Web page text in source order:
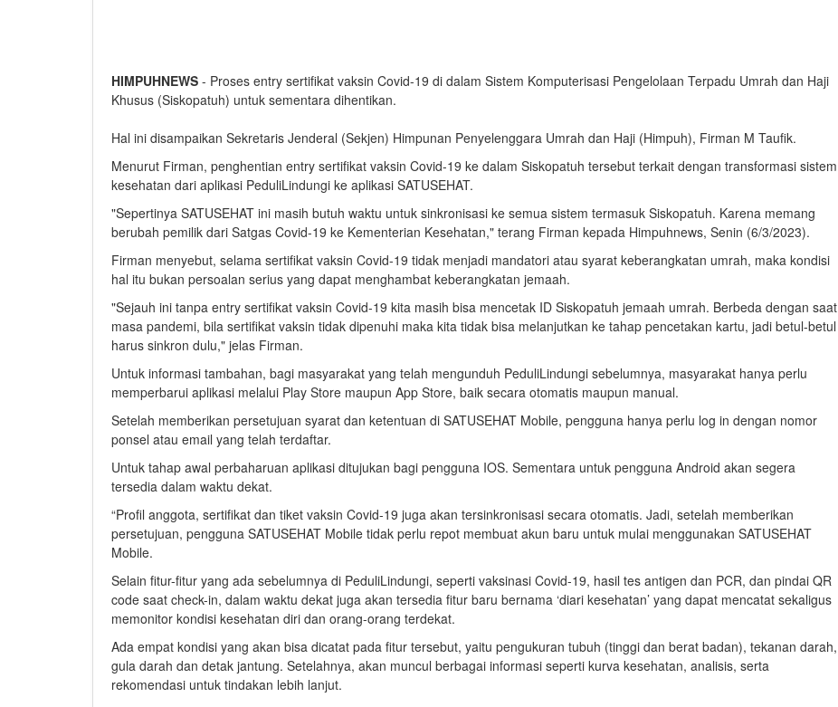
HIMPUHNEWS - Proses entry sertifikat vaksin Covid-19 di dalam Sistem Komputerisasi Pengelolaan Terpadu Umrah dan Haji
Khusus (Siskopatuh) untuk sementara dihentikan.
Hal ini disampaikan Sekretaris Jenderal (Sekjen) Himpunan Penyelenggara Umrah dan Haji (Himpuh), Firman M Taufik.
Menurut Firman, penghentian entry sertifikat vaksin Covid-19 ke dalam Siskopatuh tersebut terkait dengan transformasi sistem
kesehatan dari aplikasi PeduliLindungi ke aplikasi SATUSEHAT.
"Sepertinya SATUSEHAT ini masih butuh waktu untuk sinkronisasi ke semua sistem termasuk Siskopatuh. Karena memang
berubah pemilik dari Satgas Covid-19 ke Kementerian Kesehatan," terang Firman kepada Himpuhnews, Senin (6/3/2023).
Firman menyebut, selama sertifikat vaksin Covid-19 tidak menjadi mandatori atau syarat keberangkatan umrah, maka kondisi
hal itu bukan persoalan serius yang dapat menghambat keberangkatan jemaah.
"Sejauh ini tanpa entry sertifikat vaksin Covid-19 kita masih bisa mencetak ID Siskopatuh jemaah umrah. Berbeda dengan saat
masa pandemi, bila sertifikat vaksin tidak dipenuhi maka kita tidak bisa melanjutkan ke tahap pencetakan kartu, jadi betul-betul
harus sinkron dulu," jelas Firman.
Untuk informasi tambahan, bagi masyarakat yang telah mengunduh PeduliLindungi sebelumnya, masyarakat hanya perlu
memperbarui aplikasi melalui Play Store maupun App Store, baik secara otomatis maupun manual.
Setelah memberikan persetujuan syarat dan ketentuan di SATUSEHAT Mobile, pengguna hanya perlu log in dengan nomor
ponsel atau email yang telah terdaftar.
Untuk tahap awal perbaharuan aplikasi ditujukan bagi pengguna IOS. Sementara untuk pengguna Android akan segera
tersedia dalam waktu dekat.
“Profil anggota, sertifikat dan tiket vaksin Covid-19 juga akan tersinkronisasi secara otomatis. Jadi, setelah memberikan
persetujuan, pengguna SATUSEHAT Mobile tidak perlu repot membuat akun baru untuk mulai menggunakan SATUSEHAT
Mobile.
Selain fitur-fitur yang ada sebelumnya di PeduliLindungi, seperti vaksinasi Covid-19, hasil tes antigen dan PCR, dan pindai QR
code saat check-in, dalam waktu dekat juga akan tersedia fitur baru bernama ‘diari kesehatan’ yang dapat mencatat sekaligus
memonitor kondisi kesehatan diri dan orang-orang terdekat.
Ada empat kondisi yang akan bisa dicatat pada fitur tersebut, yaitu pengukuran tubuh (tinggi dan berat badan), tekanan darah,
gula darah dan detak jantung. Setelahnya, akan muncul berbagai informasi seperti kurva kesehatan, analisis, serta
rekomendasi untuk tindakan lebih lanjut.